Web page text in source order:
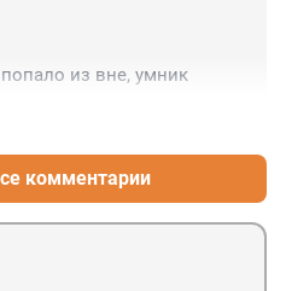
из вне, умник
комментарии